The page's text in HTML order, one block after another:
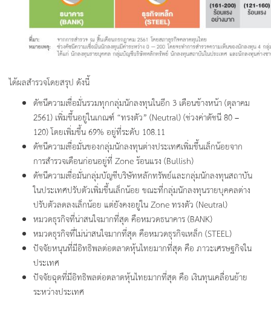
ได้ผลสำรวจโดยสรุป ดังนี้
ดัชนีความเชื่อมั่นรวมทุกกลุ่มนักลงทุนในอีก 3 เดือนข้างหน้า (ตุลาคม
2561) เพิ่มขึ้นอยู่ในเกณฑ์ “ทรงตัว” (Neutral) (ช่วงค่าดัชนี 80 –
120) โดยเพิ่มขึ้น 69% อยู่ที่ระดับ 108.11
ดัชนีความเชื่อมั่นของกลุ่มนักลงทุนต่างประเทศเพิ่มขึ้นเล็กน้อยจาก
การสำรวจเดือนก่อนอยู่ที่ Zone ร้อนแรง (Bullish)
ดัชนีความเชื่อมั่นกลุ่มบัญชีบริษัทหลักทรัพย์และกลุ่มนักลงทุนสถาบัน
ในประเทศปรับตัวเพิ่มขึ้นเล็กน้อย ขณะที่กลุ่มนักลงทุนรายบุคคลต่าง
ปรับตัวลดลงเล็กน้อย แต่ยังคงอยู่ใน Zone ทรงตัว (Neutral)
หมวดธุรกิจที่น่าสนใจมากที่สุด คือหมวดธนาคาร (BANK)
หมวดธุรกิจที่ไม่น่าสนใจมากที่สุด คือหมวดธุรกิจเหล็ก (STEEL)
ปัจจัยหนุนที่มีอิทธิพลต่อตลาดหุ้นไทยมากที่สุด คือ ภาวะเศรษฐกิจใน
ประเทศ
ปัจจัยฉุดที่มีอิทธิพลต่อตลาดหุ้นไทยมากที่สุด คือ เงินทุนเคลื่อนย้าย
ระหว่างประเทศ